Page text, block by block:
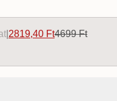
2819,40 Ft4699 Ft